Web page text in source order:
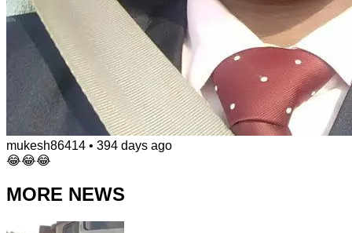
mukesh86414 • 394 days ago
😂😂😂
MORE NEWS